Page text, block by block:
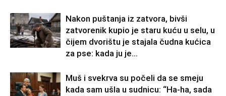
Nakon puštanja iz zatvora, bivši
zatvorenik kupio je staru kuću u selu, u
čijem dvorištu je stajala čudna kućica
za pse: kada ju je...
Muš i svekrva su počeli da se smeju
kada sam ušla u sudnicu: “Ha-ha, sada